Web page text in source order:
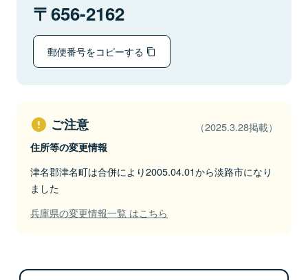
656-2162
郵便番号をコピーする
ご注意 （2025.3.28掲載）
住所等の変更情報
津名郡津名町は合併により2005.04.01から淡路市になり
ました
兵庫県の変更情報一覧 はこちら